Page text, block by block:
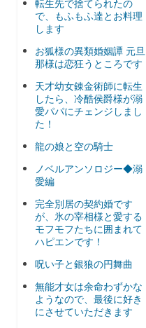
転生先で捨てられたの
で、もふもふ達とお料理
します
お狐様の異類婚姻譚 元旦
那様は恋狂うところです
天才幼女錬金術師に転生
したら、冷酷侯爵様が溺
愛パパにチェンジしまし
た！
龍の娘と空の騎士
ノベルアンソロジー◆溺
愛編
完全別居の契約婚です
が、氷の宰相様と愛する
モフモフたちに囲まれて
ハピエンです！
呪い子と銀狼の円舞曲
無能才女は余命わずかな
ようなので、最後に好き
にさせていただきます